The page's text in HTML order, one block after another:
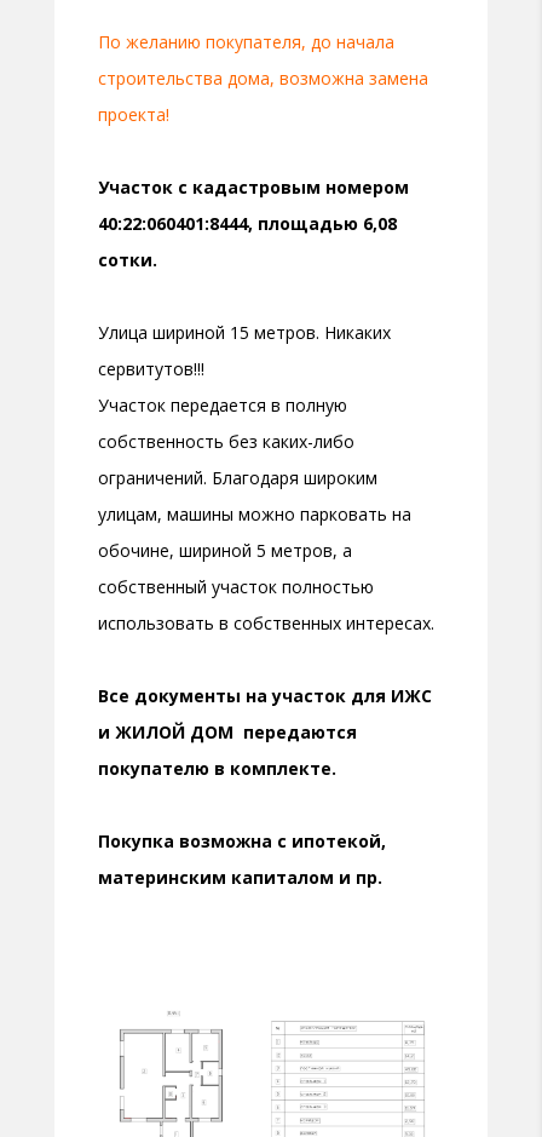
По желанию покупателя, до начала
строительства дома, возможна замена
проекта!
Участок с кадастровым номером
40:22:060401:8444, площадью 6,08
сотки.
Улица шириной 15 метров. Никаких
сервитутов!!!
Участок передается в полную
собственность без каких-либо
ограничений. Благодаря широким
улицам, машины можно парковать на
обочине, шириной 5 метров, а
собственный участок полностью
использовать в собственных интересах.
Все документы на участок для ИЖС
и ЖИЛОЙ ДОМ передаются
покупателю в комплекте.
Покупка возможна с ипотекой,
материнским капиталом и пр.